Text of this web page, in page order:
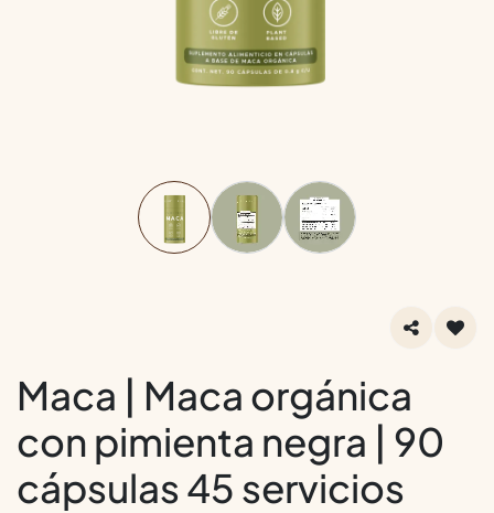
Maca | Maca orgánica
con pimienta negra | 90
cápsulas 45 servicios